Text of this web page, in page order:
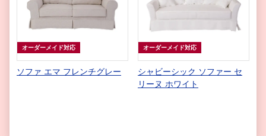
オーダーメイド対応
ソファ エマ フレンチグレー
オーダーメイド対応
シャビーシック ソファー セ
リーヌ ホワイト